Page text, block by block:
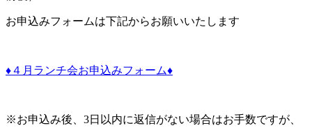
お申込みフォームは下記からお願いいたします
♦４月ランチ会お申込みフォーム♦
※お申込み後、3日以内に返信がない場合はお手数ですが、